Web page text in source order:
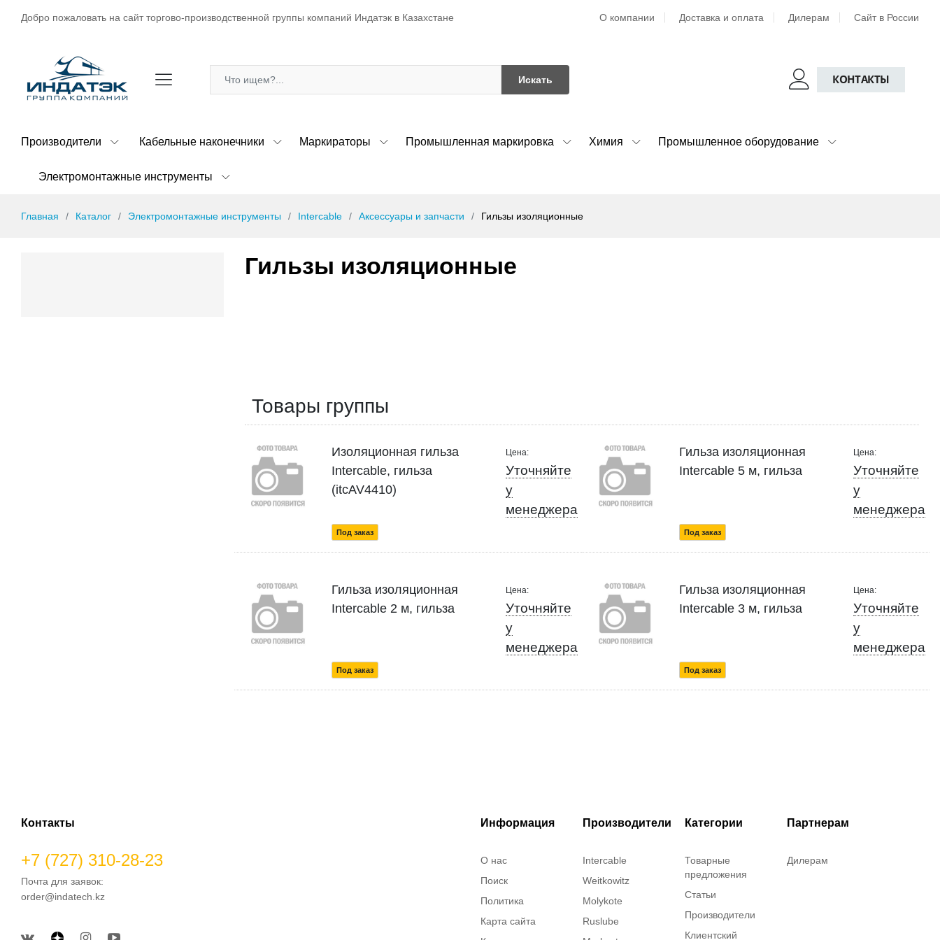
Добро пожаловать на сайт торгово-производственной группы компаний Индатэк в Казахстане О компании Доставка и оплата Дилерам Сайт в России
Искать КОНТАКТЫ
Производители Кабельные наконечники Маркираторы Промышленная маркировка Химия Промышленное оборудование
Электромонтажные инструменты
Главная Каталог Электромонтажные инструменты Intercable Аксессуары и запчасти Гильзы изоляционные
Гильзы изоляционные
Товары группы
Изоляционная гильза
Intercable, гильза
(itcAV4410)
Цена:
Уточняйте
у
менеджера
Под заказ
Гильза изоляционная
Intercable 5 м, гильза
Цена:
Уточняйте
у
менеджера
Под заказ
Гильза изоляционная
Intercable 2 м, гильза
Цена:
Уточняйте
у
менеджера
Под заказ
Гильза изоляционная
Intercable 3 м, гильза
Цена:
Уточняйте
у
менеджера
Под заказ
Контакты
+7 (727) 310-28-23
Почта для заявок:
order@indatech.kz
Информация
О нас
Поиск
Политика
Карта сайта
Производители
Intercable
Weitkowitz
Molykote
Ruslube
Категории
Товарные
предложения
Статьи
Производители
Клиентский
Партнерам
Дилерам